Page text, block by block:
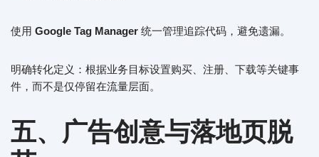
使用 Google Tag Manager 统一管理追踪代码，避免遗漏。
明确转化定义：根据业务目标设置购买、注册、下载等关键事
件，而不是仅停留在流量层面。
五、广告创意与落地页脱